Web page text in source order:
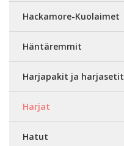
Hackamore-Kuolaimet
Häntäremmit
Harjapakit ja harjasetit
Harjat
Hatut